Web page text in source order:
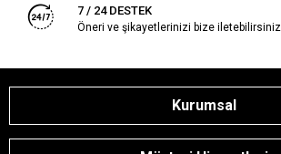
7 / 24 DESTEK
Öneri ve şikayetlerinizi bize iletebilirsiniz.
Kurumsal